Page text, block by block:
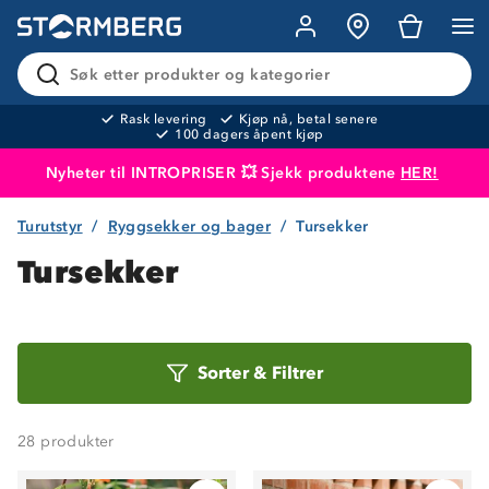
Søk etter produkter og kategorier
Rask levering
Kjøp nå, betal senere
100 dagers åpent kjøp
Nyheter til INTROPRISER 💥 Sjekk produktene HER!
Produktet er lagt i handlekurven Til kassen
Turutstyr Ryggsekker og bager Tursekker
Tursekker
Sorter& Filtrer
28 produkter